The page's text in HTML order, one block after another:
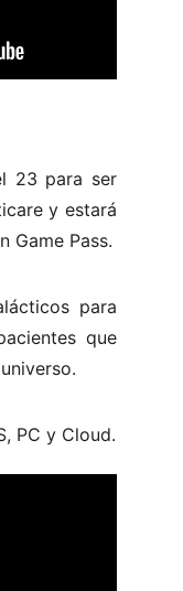
23 para ser
y estará
Game Pass.
para
que
PC y Cloud.